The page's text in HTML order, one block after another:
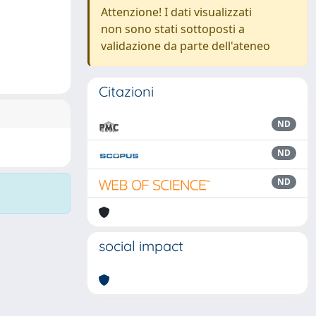
Attenzione! I dati visualizzati
non sono stati sottoposti a
validazione da parte dell'ateneo
Citazioni
ND
ND
ND
social impact